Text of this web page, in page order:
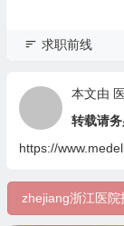
求职前线
本文由
转载请务
https://
zhejiang浙江医院